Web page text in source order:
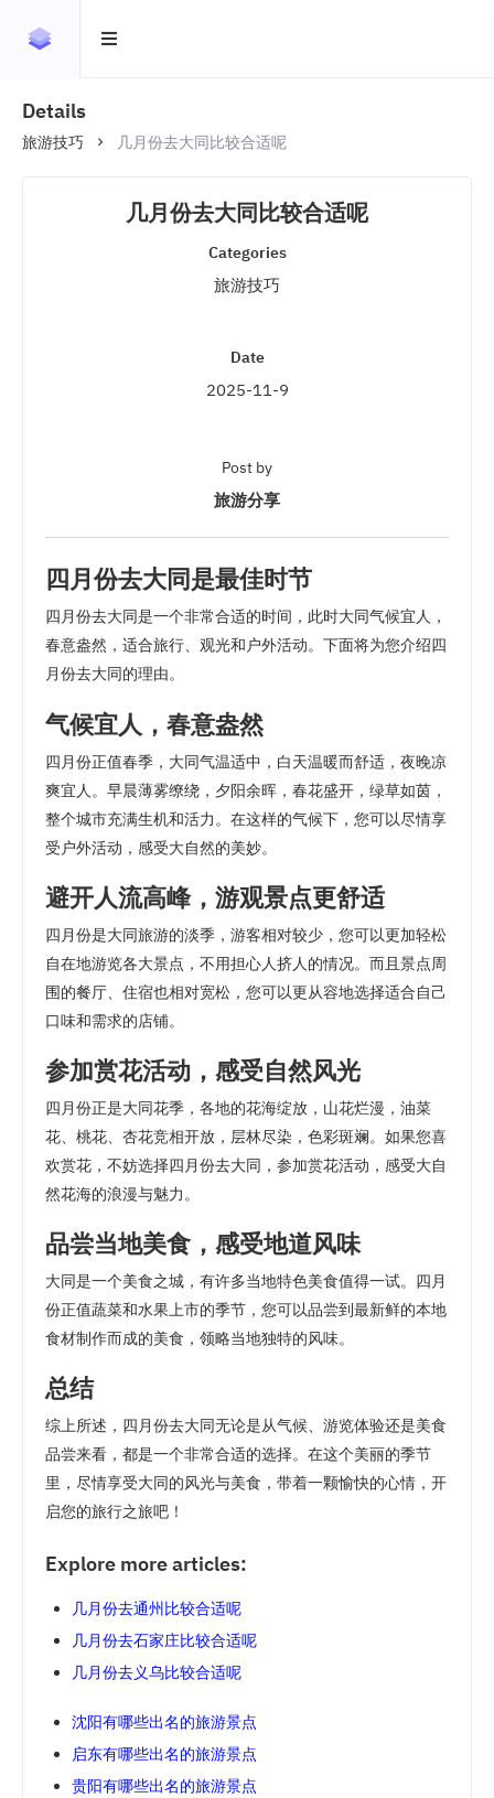
Details
旅游技巧 几月份去大同比较合适呢
几月份去大同比较合适呢
Categories
旅游技巧
Date
2025-11-9
Post by
旅游分享
四月份去大同是最佳时节
四月份去大同是一个非常合适的时间，此时大同气候宜人，
春意盎然，适合旅行、观光和户外活动。下面将为您介绍四
月份去大同的理由。
气候宜人，春意盎然
四月份正值春季，大同气温适中，白天温暖而舒适，夜晚凉
爽宜人。早晨薄雾缭绕，夕阳余晖，春花盛开，绿草如茵，
整个城市充满生机和活力。在这样的气候下，您可以尽情享
受户外活动，感受大自然的美妙。
避开人流高峰，游观景点更舒适
四月份是大同旅游的淡季，游客相对较少，您可以更加轻松
自在地游览各大景点，不用担心人挤人的情况。而且景点周
围的餐厅、住宿也相对宽松，您可以更从容地选择适合自己
口味和需求的店铺。
参加赏花活动，感受自然风光
四月份正是大同花季，各地的花海绽放，山花烂漫，油菜
花、桃花、杏花竞相开放，层林尽染，色彩斑斓。如果您喜
欢赏花，不妨选择四月份去大同，参加赏花活动，感受大自
然花海的浪漫与魅力。
品尝当地美食，感受地道风味
大同是一个美食之城，有许多当地特色美食值得一试。四月
份正值蔬菜和水果上市的季节，您可以品尝到最新鲜的本地
食材制作而成的美食，领略当地独特的风味。
总结
综上所述，四月份去大同无论是从气候、游览体验还是美食
品尝来看，都是一个非常合适的选择。在这个美丽的季节
里，尽情享受大同的风光与美食，带着一颗愉快的心情，开
启您的旅行之旅吧！
Explore more articles:
几月份去通州比较合适呢
几月份去石家庄比较合适呢
几月份去义乌比较合适呢
沈阳有哪些出名的旅游景点
启东有哪些出名的旅游景点
贵阳有哪些出名的旅游景点